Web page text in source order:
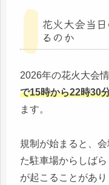
花火大会当
るのか
2026年の花火大会情
で15時から22時30
ます。
規制が始まると、
た駐車場からしば
が起こることがあ